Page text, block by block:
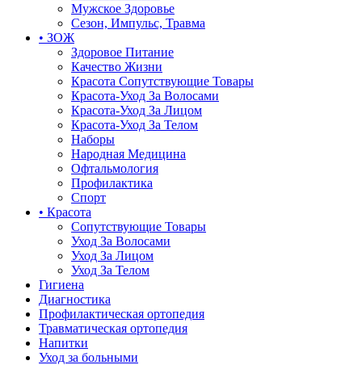
Мужское Здоровье
Сезон, Импульс, Травма
• ЗОЖ
Здоровое Питание
Качество Жизни
Красота Сопутствующие Товары
Красота-Уход За Волосами
Красота-Уход За Лицом
Красота-Уход За Телом
Наборы
Народная Медицина
Офтальмология
Профилактика
Спорт
• Красота
Сопутствующие Товары
Уход За Волосами
Уход За Лицом
Уход За Телом
Гигиена
Диагностика
Профилактическая ортопедия
Травматическая ортопедия
Напитки
Уход за больными